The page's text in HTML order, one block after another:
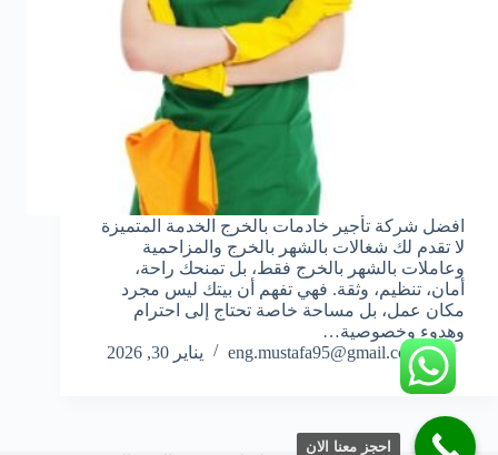
افضل شركة تأجير خادمات بالخرج الخدمة المتميزة
لا تقدم لك شغالات بالشهر بالخرج والمزاحمية
وعاملات بالشهر بالخرج فقط، بل تمنحك راحة،
أمان، تنظيم، وثقة. فهي تفهم أن بيتك ليس مجرد
مكان عمل، بل مساحة خاصة تحتاج إلى احترام
وهدوء وخصوصية…
eng.mustafa95@gmail.com
يناير 30, 2026
احجز معنا الان